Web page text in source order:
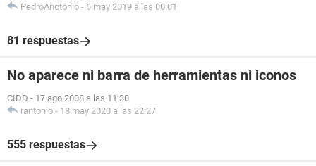
PedroAnotonio - 6 may 2019 a las 00:01
81 respuestas
No aparece ni barra de herramientas ni iconos
CIDD - 17 ago 2008 a las 11:30
rantonio - 18 may 2020 a las 22:27
555 respuestas